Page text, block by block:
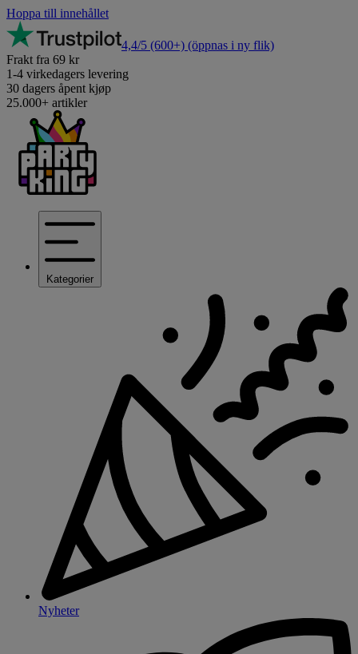
Hoppa till innehållet
4,4/5 (600+) (öppnas i ny flik)
Frakt fra 69 kr
1-4 virkedagers levering
30 dagers åpent kjøp
25.000+ artikler
Kategorier
Nyheter